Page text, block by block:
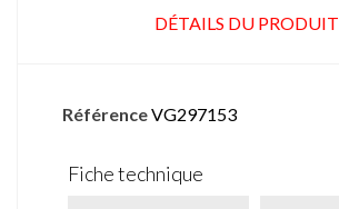
DÉTAILS DU PRODUIT
RéférenceVG297153
Fiche technique